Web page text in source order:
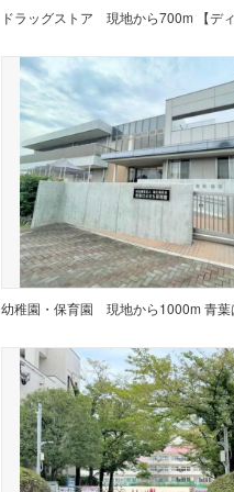
ドラッグストア
幼稚園・保育園 現地から1000m 青